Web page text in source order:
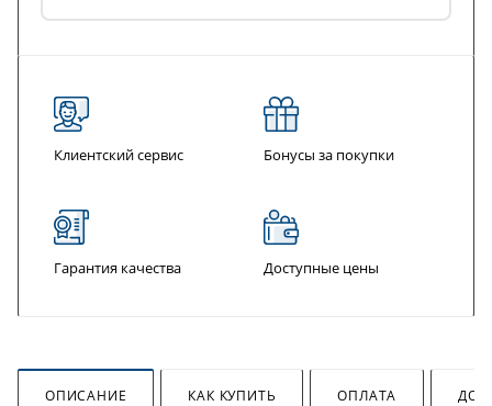
Клиентский сервис Бонусы за покупки
Гарантия качества Доступные цены
ОПИСАНИЕ КАК КУПИТЬ ОПЛАТА